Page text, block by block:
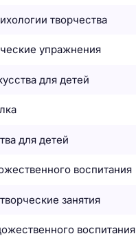
творчества
упражнения
для детей
для детей
воспитания
занятия
воспитания